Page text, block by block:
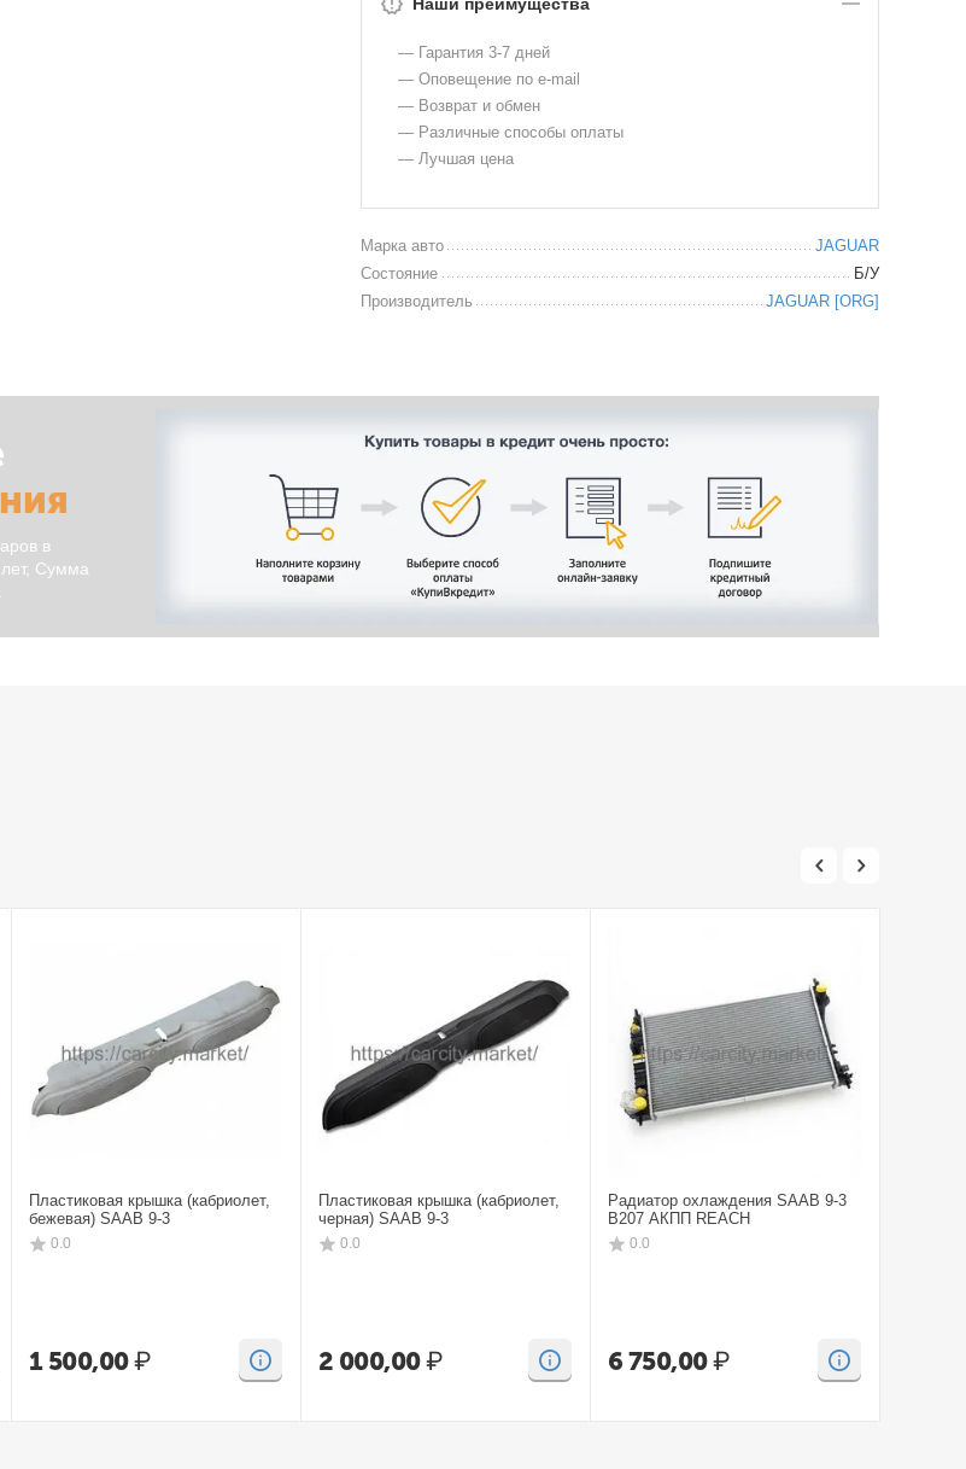
— Гарантия 3-7 дней
— Оповещение по e-mail
— Возврат и обмен
— Различные способы оплаты
— Лучшая цена
Марка авто
JAGUAR
Состояние
Б/У
Производитель
JAGUAR [ORG]
в
Сумма
Пластиковая крышка (кабриолет,
бежевая) SAAB 9-3
0.0
1 500,00₽
Пластиковая крышка (кабриолет,
черная) SAAB 9-3
0.0
2 000,00₽
Радиатор охлаждения SAAB 9-3
B207 АКПП REACH
0.0
6 750,00₽